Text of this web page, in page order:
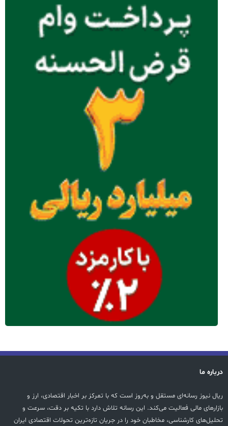
درباره ما
ریال نیوز رسانه‌ای مستقل و به‌روز است که با تمرکز بر اخبار اقتصادی، ارز و
بازارهای مالی فعالیت می‌کند. این رسانه تلاش دارد با تکیه بر دقت، سرعت و
تحلیل‌های کارشناسی، مخاطبان خود را در جریان تازه‌ترین تحولات اقتصادی ایران